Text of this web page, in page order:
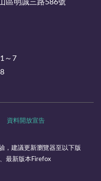
區明誠三路586號
～7
資料開放宣告
，建議更新瀏覽器至以下版
最新版本Firefox